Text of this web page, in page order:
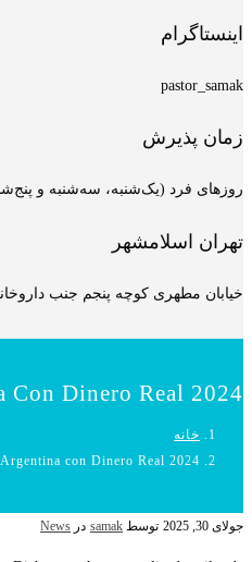
اینستاگرام
pastor_samak
زمان پذیرش
روزهای فرد (یک‌شنبه، سه‌شنبه و پنج‌شنبه) ساعت
تهران اسلامشهر
خیابان مطهری کوچه پنجم جنب
Con Dinero Real 2024
خانه
con Dinero Real 2024
جولای 30, 2025 توسط samak در News